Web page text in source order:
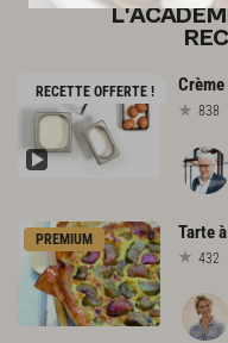
RECETTE OFFERTE ! Crème
838
PREMIUM Tarteà
432